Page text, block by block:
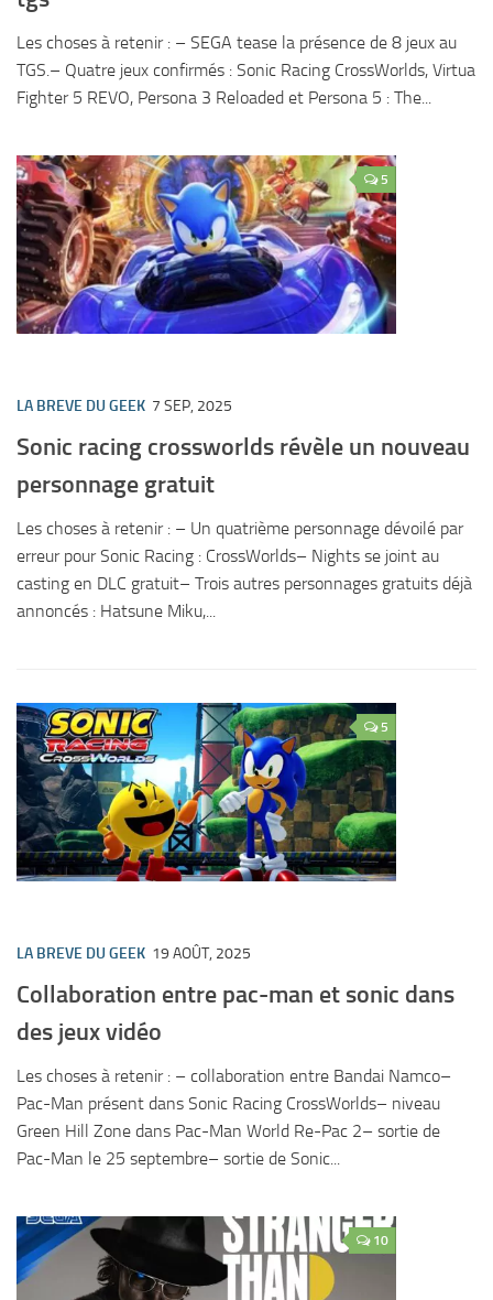
Les choses à retenir : – SEGA tease la présence de 8 jeux au
TGS.– Quatre jeux confirmés : Sonic Racing CrossWorlds, Virtua
Fighter 5 REVO, Persona 3 Reloaded et Persona 5 : The...
5
LA BREVE DU GEEK 7 SEP, 2025
Sonic racing crossworlds révèle un nouveau
personnage gratuit
Les choses à retenir : – Un quatrième personnage dévoilé par
erreur pour Sonic Racing : CrossWorlds– Nights se joint au
casting en DLC gratuit– Trois autres personnages gratuits déjà
annoncés : Hatsune Miku,...
5
LA BREVE DU GEEK 19 AOÛT, 2025
Collaboration entre pac-man et sonic dans
des jeux vidéo
Les choses à retenir : – collaboration entre Bandai Namco–
Pac-Man présent dans Sonic Racing CrossWorlds– niveau
Green Hill Zone dans Pac-Man World Re-Pac 2– sortie de
Pac-Man le 25 septembre– sortie de Sonic...
10